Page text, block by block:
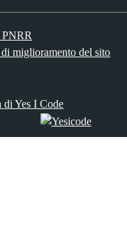
miglioramento del sito
di Yes I Code